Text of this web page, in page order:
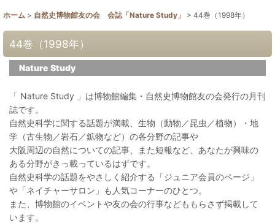
ホーム > 自然史博物館友の会 会誌「Nature Study」 > 44巻（1998年）
44巻（1998年）
Nature Study
「 Nature Study 」は博物館編集・自然史博物館友の会発行の月刊
誌です。
自然史科学に関する話題が満載、生物（動物／昆虫／植物）・地
学（古生物／岩石／鉱物など）の各分野の記事や
大阪周辺の自然についての記事、また短報など、あなたが興味の
ある分野がきっ載っているはずです。
自然史科学の話題をやさしく紹介する「ジュニア会員のページ」
や「ネイチャーサロン」も人気コーナーのひとつ。
また、博物館のイベントや友の会の行事などももらさず掲載して
います。